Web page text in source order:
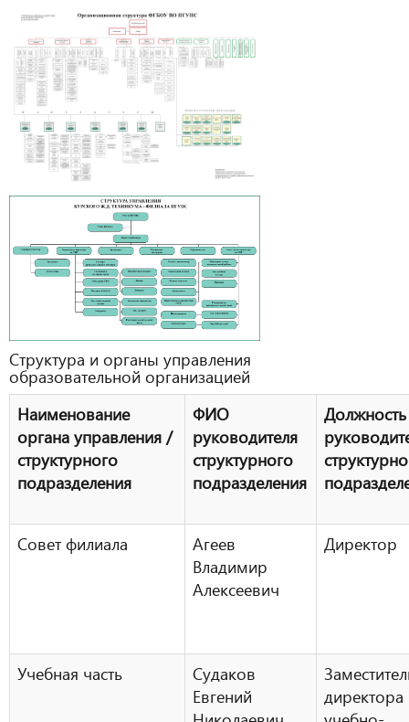
Структура и органы управления
образовательной организацией
Наименование
органа управления /
структурного
подразделения
ФИО
руководителя
структурного
подразделения
Должность
Совет филиала
Агеев
Владимир
Алексеевич
Директор
Учебная часть
Судаков
Евгений